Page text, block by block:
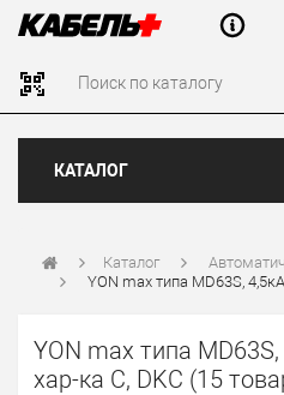
КАТАЛОГ
Каталог
YON max типа MD63S,
YON max типа
хар-ка C, DKC (15